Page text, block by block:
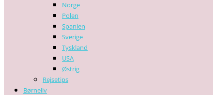
Norge
Polen
Spanien
Sverige
Tyskland
USA
Østrig
Rejsetips
Børneliv